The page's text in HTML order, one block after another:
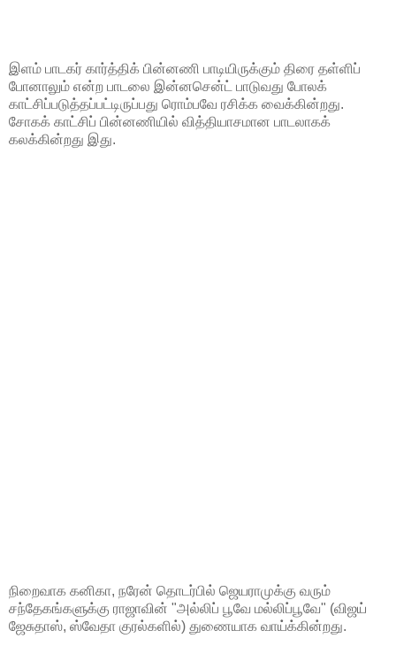
இளம் பாடகர் கார்த்திக் பின்னணி பாடியிருக்கும் திரை தள்ளிப்
போனாலும் என்ற பாடலை இன்னசென்ட் பாடுவது போலக்
காட்சிப்படுத்தப்பட்டிருப்பது ரொம்பவே ரசிக்க வைக்கின்றது.
சோகக் காட்சிப் பின்னணியில் வித்தியாசமான பாடலாகக்
கலக்கின்றது இது.
நிறைவாக கனிகா, நரேன் தொடர்பில் ஜெயராமுக்கு வரும்
சந்தேகங்களுக்கு ராஜாவின் "அல்லிப் பூவே மல்லிப்பூவே" (விஜய்
ஜேசுதாஸ், ஸ்வேதா குரல்களில்) துணையாக வாய்க்கின்றது.